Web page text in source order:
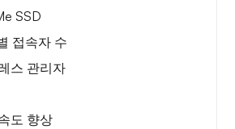
SSD
접속자 수
스 관리자
도 향상